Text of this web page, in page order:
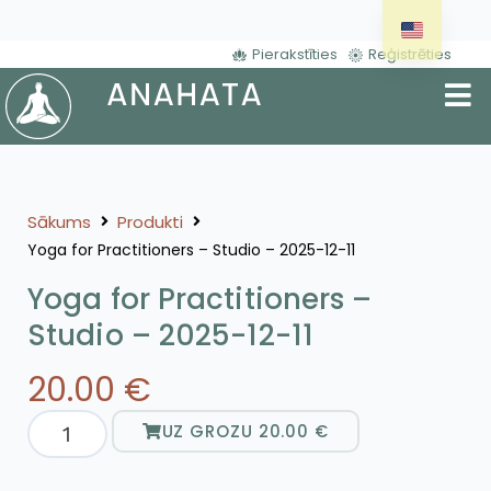
Pierakstīties Reģistrēties
Sākums Produkti
Yoga for Practitioners – Studio – 2025-12-11
Yoga for Practitioners –
Studio – 2025-12-11
20.00 €
UZ GROZU 20.00 €